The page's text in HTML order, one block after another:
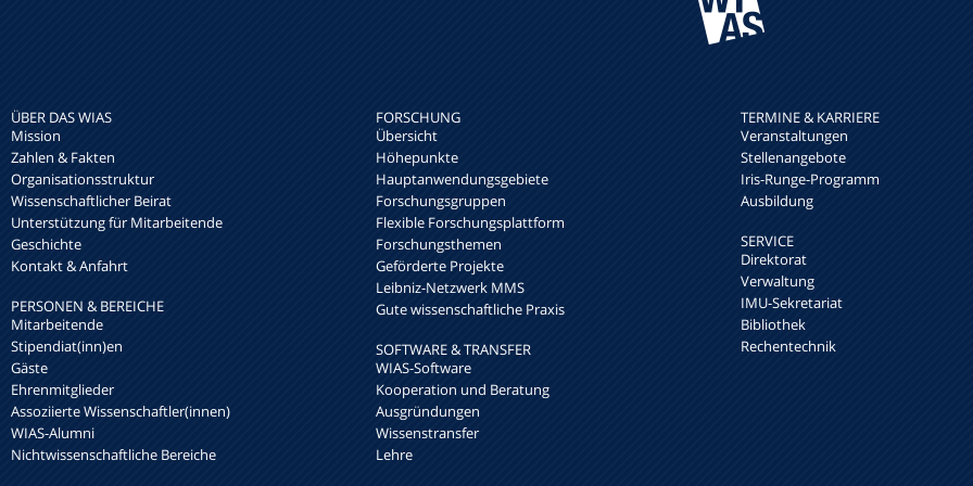
ÜBER DAS WIAS
Mission
Zahlen & Fakten
Organisationsstruktur
Wissenschaftlicher Beirat
Unterstützung für Mitarbeitende
Geschichte
Kontakt & Anfahrt
PERSONEN & BEREICHE
Mitarbeitende
Stipendiat(inn)en
Gäste
Ehrenmitglieder
Assoziierte Wissenschaftler(innen)
WIAS-Alumni
Nichtwissenschaftliche Bereiche
FORSCHUNG
Übersicht
Höhepunkte
Hauptanwendungsgebiete
Forschungsgruppen
Flexible Forschungsplattform
Forschungsthemen
Geförderte Projekte
Leibniz-Netzwerk MMS
Gute wissenschaftliche Praxis
SOFTWARE & TRANSFER
WIAS-Software
Kooperation und Beratung
Ausgründungen
Wissenstransfer
Lehre
TERMINE & KARRIERE
Veranstaltungen
Stellenangebote
Iris-Runge-Programm
Ausbildung
SERVICE
Direktorat
Verwaltung
IMU-Sekretariat
Bibliothek
Rechentechnik